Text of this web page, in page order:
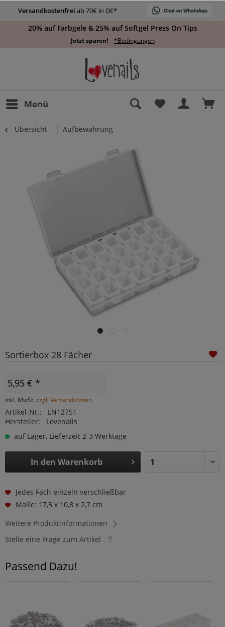
Versandkostenfrei ab 70€ in DE*
20% auf Farbgele & 25% auf Softgel Press On Tips
Jetzt sparen! *Bedingungen
Menü
Übersicht Aufbewahrung
Sortierbox 28 Fächer
5,95 € *
inkl. MwSt. zzgl. Versandkosten
Artikel-Nr.:
LN12751
Hersteller:
Lovenails
auf Lager, Lieferzeit 2-3 Werktage
In den Warenkorb
Jedes Fach einzeln verschließbar
Maße: 17,5 x 10,8 x 2,7 cm
Weitere Produktinformationen
Stelle eine Frage zum Artikel
Passend Dazu!